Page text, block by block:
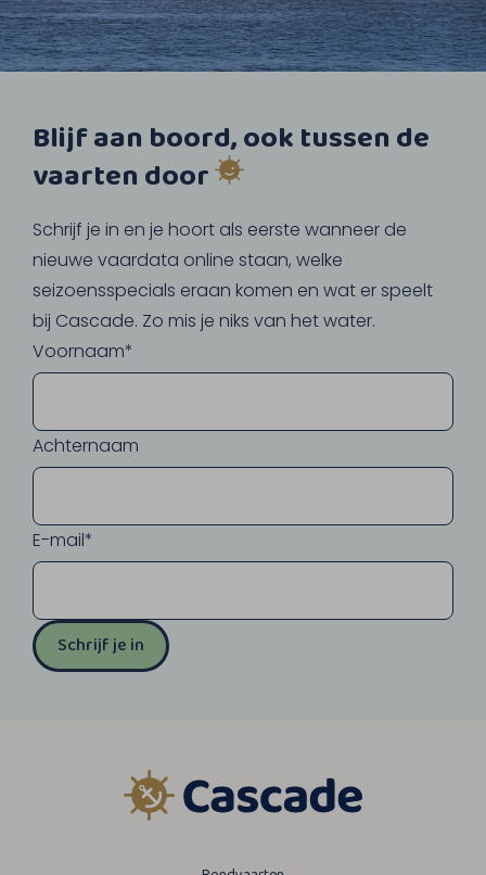
Blijf aan boord, ook tussen de
vaarten door
Schrijf je in en je hoort als eerste wanneer de
nieuwe vaardata online staan, welke
seizoensspecials eraan komen en wat er speelt
bij Cascade. Zo mis je niks van het water.
Voornaam*
Achternaam
E-mail*
Schrijf je in